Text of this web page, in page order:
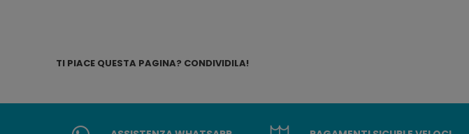
TI PIACE QUESTA PAGINA? CONDIVIDILA!